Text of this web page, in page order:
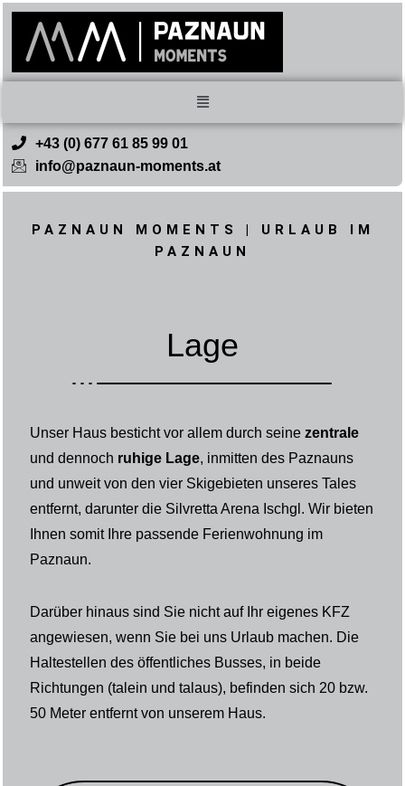
+43 (0) 677 61 85 99 01
info@paznaun-moments.at
PAZNAUN MOMENTS | URLAUB IM
PAZNAUN
Lage
Unser Haus besticht vor allem durch seine zentrale
und dennoch ruhige Lage, inmitten des Paznauns
und unweit von den vier Skigebieten unseres Tales
entfernt, darunter die Silvretta Arena Ischgl. Wir bieten
Ihnen somit Ihre passende Ferienwohnung im
Paznaun.
Darüber hinaus sind Sie nicht auf Ihr eigenes KFZ
angewiesen, wenn Sie bei uns Urlaub machen. Die
Haltestellen des öffentliches Busses, in beide
Richtungen (talein und talaus), befinden sich 20 bzw.
50 Meter entfernt von unserem Haus.